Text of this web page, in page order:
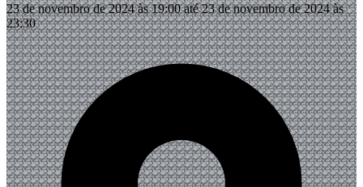
23 de novembro de 2024 às 19:00 até 23 de novembro de 2024 às
23:30